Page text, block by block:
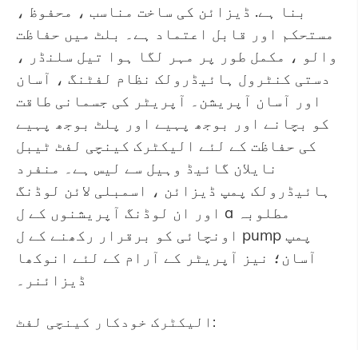
بنا ہے. ڈیزائن کی ساخت مناسب ، محفوظ ،
مستحکم اور قابل اعتماد ہے۔ بلٹ میں حفاظت
والو ، مکمل طور پر مہر لگا ہوا تیل سلنڈر ،
دستی کنٹرول ہائیڈرولک نظام لفٹنگ ، آسان
اور آسان آپریشن۔ آپریٹر کی جسمانی طاقت
کو بچانے اور بوجھ پہیے اور پلٹ بوجھ پہیے
کی حفاظت کے لئے الیکٹرک کینچی لفٹ ٹیبل
نایلان گائیڈ وہیل سے لیس ہے۔ منفرد
ہائیڈرولک پمپ ڈیزائن ، اسمبلی لائن لوڈنگ
اور ان لوڈنگ آپریشنوں کے ل a مطلوبہ
اونچائی کو برقرار رکھنے کے ل pump پمپ
آسان؛ نیز آپریٹر کے آرام کے لئے انوکھا
ڈیزائنر۔
الیکٹرک خودکار کینچی لفٹ: